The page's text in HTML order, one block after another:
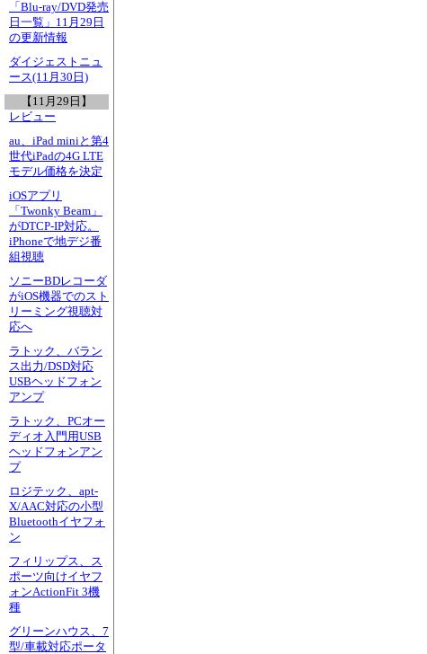
「Blu-ray/DVD発売
日一覧」11月29日
の更新情報
ダイジェストニュ
ース(11月30日)
【11月29日】
レビュー
au、iPad miniと第4
世代iPadの4G LTE
モデル価格を決定
iOSアプリ
「Twonky Beam」
がDTCP-IP対応。
iPhoneで地デジ番
組視聴
ソニーBDレコーダ
がiOS機器でのスト
リーミング視聴対
応へ
ラトック、バラン
ス出力/DSD対応
USBヘッドフォン
アンプ
ラトック、PCオー
ディオ入門用USB
ヘッドフォンアン
プ
ロジテック、apt-
X/AAC対応の小型
Bluetoothイヤフォ
ン
フィリップス、ス
ポーツ向けイヤフ
ォンActionFit 3機
種
グリーンハウス、7
型/車載対応ポータ